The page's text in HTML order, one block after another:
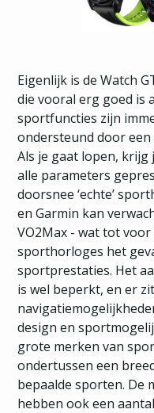
Eigenlijk is de Watch
die vooral erg goed is
sportfuncties zijn
ondersteund door
Als je gaat lopen, krijg
alle parameters
doorsnee ‘echte’
en Garmin kan
VO2Max - wat tot
sporthorloges het
sportprestaties. Het
is wel beperkt, en er
design en
grote merken van
ondertussen een
bepaalde sporten. De
hebben ook een